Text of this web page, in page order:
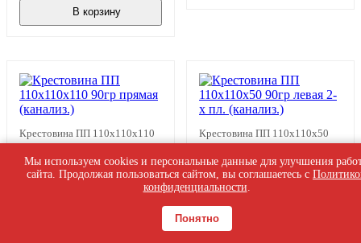
В корзину
Крестовина ПП 110х110х110
90гр прямая (канализ.)
Крестовина ПП 110х110х50
90гр левая 2-х пл. (канализ.)
403₽
В наличии
Мы используем cookies и персональные данные для улучшения
сайта. Продолжая пользоваться сайтом, вы соглашаетесь с
конфиденциальности.
Понятно